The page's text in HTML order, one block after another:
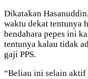
Dikatakan
waktu dekat tentunya
bendahara pepes ini
tentunya kalau tidak
gaji PPS.
“Beliau ini selain aktif